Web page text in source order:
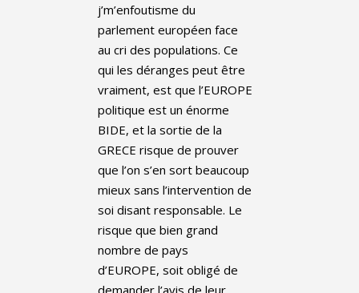
j’m’enfoutisme du
parlement européen face
au cri des populations. Ce
qui les déranges peut être
vraiment, est que l’EUROPE
politique est un énorme
BIDE, et la sortie de la
GRECE risque de prouver
que l’on s’en sort beaucoup
mieux sans l’intervention de
soi disant responsable. Le
risque que bien grand
nombre de pays
d’EUROPE, soit obligé de
demander l’avis de leur